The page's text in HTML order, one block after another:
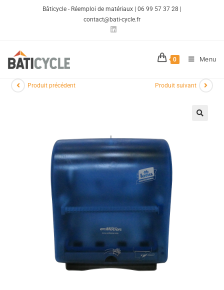
Bâticycle - Réemploi de matériaux | 06 99 57 37 28 |
contact@bati-cycle.fr
0 Menu
Produit précédent Produit suivant